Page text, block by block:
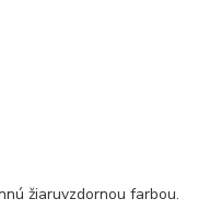
žiaruvzdornou farbou.